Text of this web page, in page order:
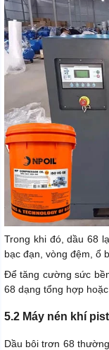
Trong khi đó, dầu 68
bạc đạn, vòng đệm, ổ
Để tăng cường sức
68 dạng tổng hợp
5.2 Máy nén khí
Dầu bôi trơn 68